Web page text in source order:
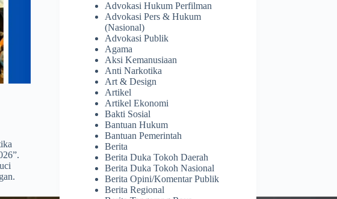
Advokasi Hukum Perfilman
Advokasi Pers & Hukum
(Nasional)
Advokasi Publik
Agama
Aksi Kemanusiaan
Anti Narkotika
Art & Design
Artikel
Artikel Ekonomi
Bakti Sosial
Bantuan Hukum
Bantuan Pemerintah
Berita
Berita Duka Tokoh Daerah
Berita Duka Tokoh Nasional
Berita Opini/Komentar Publik
Berita Regional